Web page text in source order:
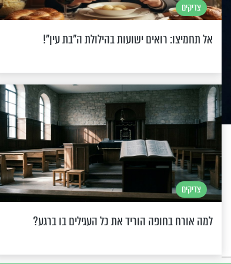
צדיקים
אל תחמיצו: רואים ישועות בהילולת ה"בת עין"!
צדיקים
למה אורח בחופה הוריד את כל העגילים בו ברגע?